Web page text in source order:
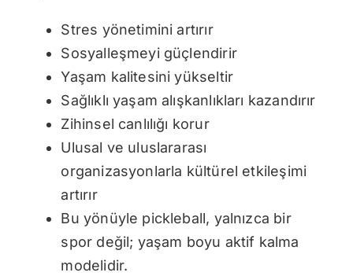
Stres yönetimini artırır
Sosyalleşmeyi güçlendirir
Yaşam kalitesini yükseltir
Sağlıklı yaşam alışkanlıkları kazandırır
Zihinsel canlılığı korur
Ulusal ve uluslararası
organizasyonlarla kültürel etkileşimi
artırır
Bu yönüyle pickleball, yalnızca bir
spor değil; yaşam boyu aktif kalma
modelidir.